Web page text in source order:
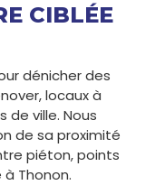
CIBLÉE
dénicher des
locaux à
de ville. Nous
de sa proximité
piéton, points
Thonon.